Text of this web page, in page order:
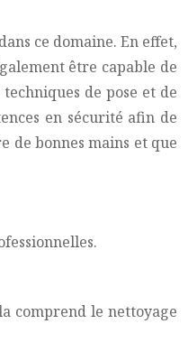
ce domaine. En effet,
être capable de
de pose et de
en sécurité afin de
de bonnes mains et que
comprend le nettoyage